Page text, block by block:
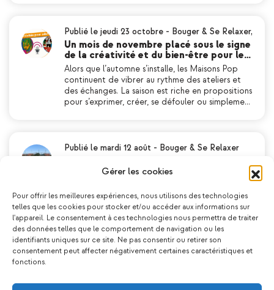
Gérer les cookies
Pour offrir les meilleures expériences, nous utilisons des technologies
telles que les cookies pour stocker et/ou accéder aux informations sur
l'appareil. Le consentement à ces technologies nous permettra de traiter
des données telles que le comportement de navigation ou les
identifiants uniques sur ce site. Ne pas consentir ou retirer son
consentement peut affecter négativement certaines caractéristiques et
fonctions.
Publié le jeudi 23 octobre - Bouger & Se Relaxer,
Un mois de novembre placé sous le signe
de la créativité et du bien-être pour le…
Alors que l’automne s’installe, les Maisons Pop
continuent de vibrer au rythme des ateliers et
des échanges. La saison est riche en propositions
pour s’exprimer, créer, se défouler ou simpleme…
Publié le mardi 12 août - Bouger & Se Relaxer
Dehors » du 5 août à Chenôve
Herriot à Chenôve a été le théâtre d’un après-
midi sportif et ludique. L’un des moments forts
de l’après-midi fut le quiz spécial « sciences et s…